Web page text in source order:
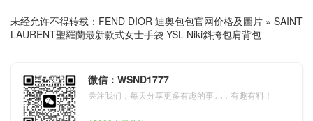
未经允许不得转载： FEND DIOR 迪奥包包官网价格及圖片 » SAINT
LAURENT聖羅蘭最新款式女士手袋 YSL Niki斜挎包肩背包
微信：WSND1777
关注我们，每天分享更多有趣的事儿，有趣有料！